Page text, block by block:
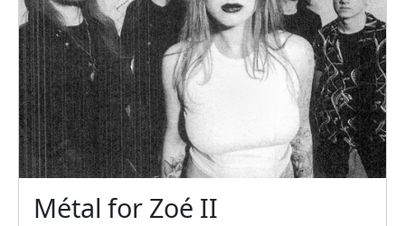
Métal for Zoé II